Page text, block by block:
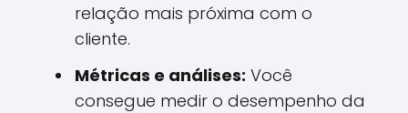
relação mais próxima com o
cliente.
Métricas e análises: Você
consegue medir o desempenho da